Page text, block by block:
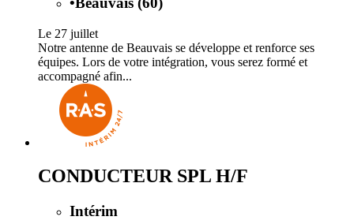
Le 27 juillet
Notre antenne de Beauvais se développe et renforce ses
équipes. Lors de votre intégration, vous serez formé et
accompagné afin...
CONDUCTEUR SPL H/F
Intérim